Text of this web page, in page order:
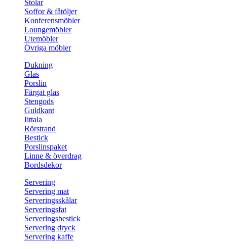
Stolar
Soffor & fåtöljer
Konferensmöbler
Loungemöbler
Utemöbler
Övriga möbler
Dukning
Glas
Porslin
Färgat glas
Stengods
Guldkant
Iittala
Rörstrand
Bestick
Porslinspaket
Linne & överdrag
Bordsdekor
Servering
Servering mat
Serveringsskålar
Serveringsfat
Serveringsbestick
Servering dryck
Servering kaffe